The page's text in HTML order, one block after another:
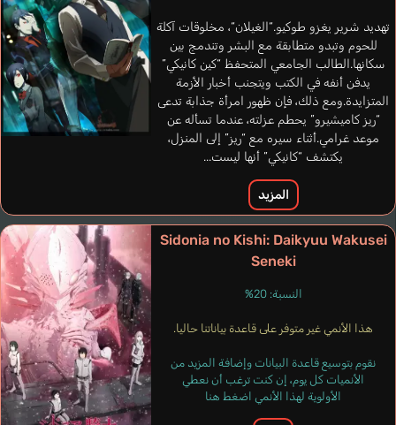
Toth
Derksen Simon
Leal Miguel
إسباني
Lo Presti
Antoni
فرنسي
Fauconval
Gauthier
فرنسي
Hashiguchi
تهديد شرير يغزو طوكيو.“الغيلان“، مخلوقات آكلة
للحوم وتبدو متطابقة مع البشر وتندمج بين
سكانها.الطالب الجامعي المتحفظ “كين كانيكي”
يدفن أنفه في الكتب ويتجنب أخبار الأزمة
المتزايدة.ومع ذلك، فإن ظهور امرأة جذابة تدعى
“ريز كاميشيرو” يحطم عزلته، عندما تسأله عن
موعد غرامي.أثناء سيره مع “ريز” إلى المنزل،
يكتشف “كانيكي” أنها ليست...
المزيد
Sidonia no Kishi: Daikyuu Wakusei
Seneki
النسبة: 20%
هذا الأنمي غير متوفر على قاعدة بياناتنا حاليا.
نقوم بتوسيع قاعدة البيانات وإضافة المزيد من
الأنميات كل يوم، إن كنت ترغب أن نعطي
الأولوية لهذا الأنمي اضغط هنا